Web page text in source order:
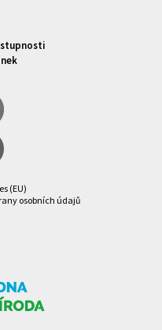
(EU)
osobních údajů